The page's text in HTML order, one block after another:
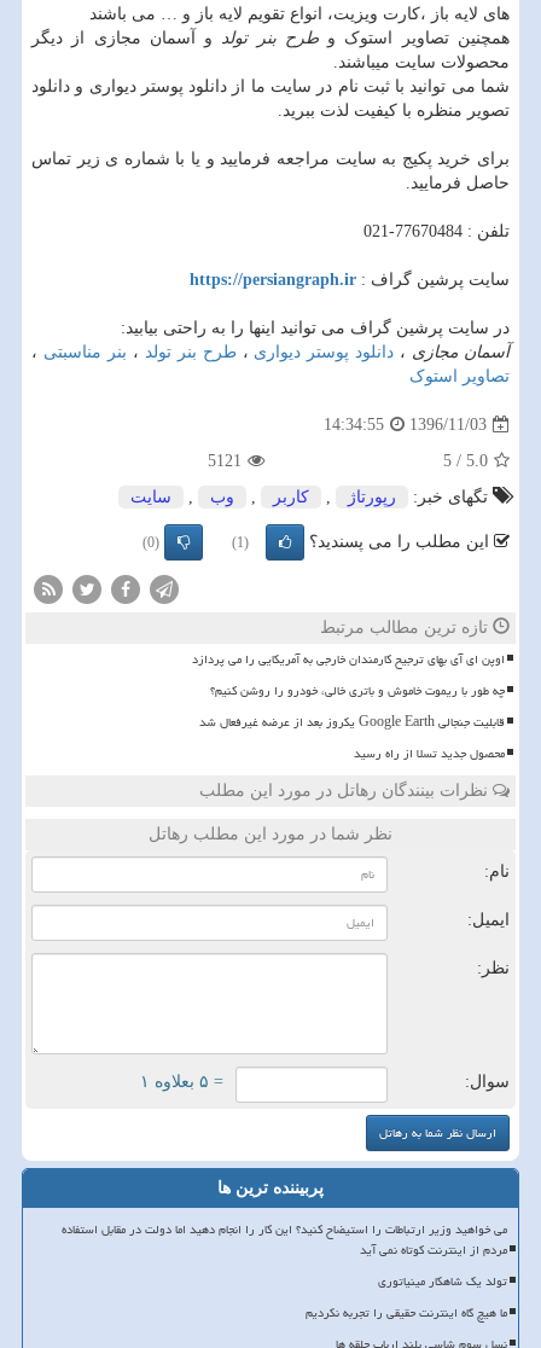
های لایه باز ،کارت ویزیت، انواع تقویم لایه باز و … می باشند
همچنین تصاویر استوک وطرح بنر تولد و آسمان مجازی از دیگر
محصولات سایت میباشند.
شما می توانید با ثبت نام در سایت ما از دانلود پوستر دیواری و دانلود
تصویر منظره با کیفیت لذت ببرید.
برای خرید پکیج به سایت مراجعه فرمایید و یا با شماره ی زیر تماس
حاصل فرمایید.
تلفن : 77670484-021
سایت پرشین گراف : https://persiangraph.ir
در سایت پرشین گراف می توانید اینها را به راحتی بیابید:
آسمان مجازی ، دانلود پوستر دیواری ،طرح بنر تولد ، بنر مناسبتی ،
تصاویر استوک
1396/11/03
14:34:55
5.0
/
5
5121
تگهای خبر:
رپورتاژ , كاربر , وب , سایت
این مطلب را می پسندید؟ (1)
(0)
تازه ترین مطالب مرتبط
اوپن ای آی بهای ترجیح کارمندان خارجی به آمریکایی را می پردازد
چه طور با ریموت خاموش و باتری خالی، خودرو را روشن کنیم؟
قابلیت جنجالی Google Earth یکروز بعد از عرضه غیرفعال شد
محصول جدید تسلا از راه رسید
نظرات بینندگان رهاتل در مورد این مطلب
نظر شما در مورد این مطلب رهاتل
نام:
ایمیل:
نظر:
سوال: = ۵ بعلاوه ۱
پربیننده ترین ها
می خواهید وزیر ارتباطات را استیضاح کنید؟ این کار را انجام دهید اما دولت در مقابل استفاده
مردم از اینترنت کوتاه نمی آید
تولد یک شاهکار مینیاتوری
ما هیچ گاه اینترنت حقیقی را تجربه نکردیم